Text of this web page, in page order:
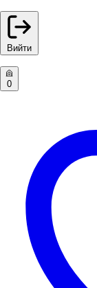
Вийти
0